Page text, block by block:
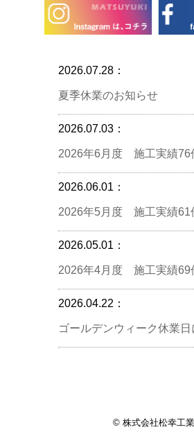
2026.07.28：
夏季休業のお知らせ
2026.07.03：
2026年6月度 施工実績76
2026.06.01：
2026年5月度 施工実績61
2026.05.01：
2026年4月度 施工実績69
2026.04.22：
ゴールデンウィーク休業日
© 株式会社松幸工業.